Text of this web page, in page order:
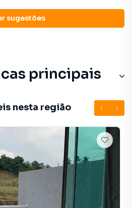
sugestões
principais
nesta região